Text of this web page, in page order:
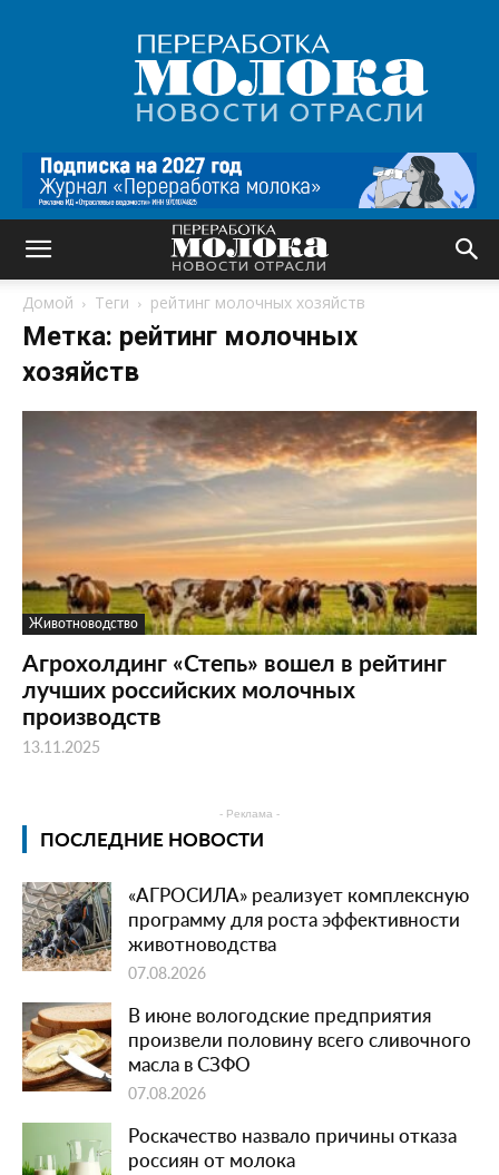
Переработка
молока
|
Новости
Домой Теги рейтинг молочных хозяйств
Метка: рейтинг молочных
хозяйств
Животноводство
Агрохолдинг «Степь» вошел в рейтинг
лучших российских молочных
производств
13.11.2025
- Реклама -
ПОСЛЕДНИЕ НОВОСТИ
«АГРОСИЛА» реализует комплексную
программу для роста эффективности
животноводства
07.08.2026
В июне вологодские предприятия
произвели половину всего сливочного
масла в СЗФО
07.08.2026
Роскачество назвало причины отказа
россиян от молока